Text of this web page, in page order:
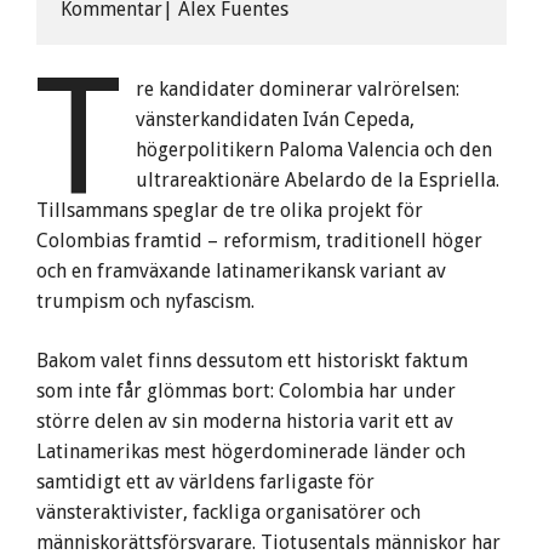
Kommentar| Alex Fuentes
T
re kandidater dominerar valrörelsen:
vänsterkandidaten Iván Cepeda,
högerpolitikern Paloma Valencia och den
ultrareaktionäre Abelardo de la Espriella.
Tillsammans speglar de tre olika projekt för
Colombias framtid – reformism, traditionell höger
och en framväxande latinamerikansk variant av
trumpism och nyfascism.
Bakom valet finns dessutom ett historiskt faktum
som inte får glömmas bort: Colombia har under
större delen av sin moderna historia varit ett av
Latinamerikas mest högerdominerade länder och
samtidigt ett av världens farligaste för
vänsteraktivister, fackliga organisatörer och
människorättsförsvarare. Tiotusentals människor har